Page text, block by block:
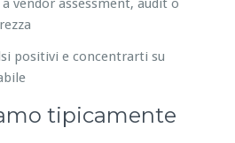
positivi e concentrarti su
tipicamente